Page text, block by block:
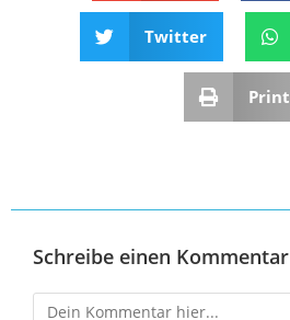
Twitter
Print
Schreibe einen Kommentar